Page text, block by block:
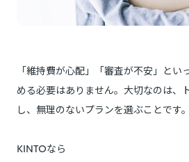
「維持費が心配」「審査が不安」とい
める必要はありません。大切なのは、
し、無理のないプランを選ぶことです。
KINTOなら